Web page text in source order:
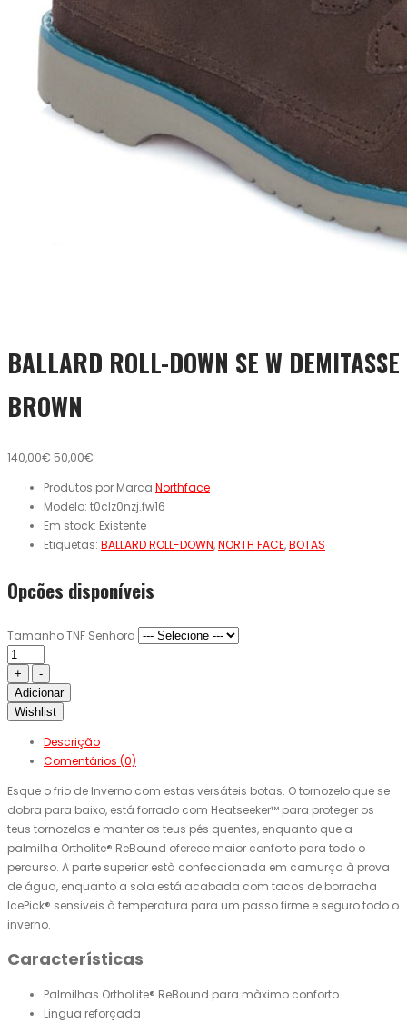
BALLARD ROLL-DOWN SE W DEMITASSE
BROWN
140,00€ 50,00€
Produtos por Marca Northface
Modelo: t0clz0nzj.fw16
Em stock: Existente
Etiquetas: BALLARD ROLL-DOWN,NORTH FACE,BOTAS
Opcões disponíveis
Tamanho TNF Senhora
Adicionar
Wishlist
Descrição
Comentários (0)
Esque o frio de Inverno com estas versáteis botas. O tornozelo que se
dobra para baixo, está forrado com Heatseeker™ para proteger os
teus tornozelos e manter os teus pés quentes, enquanto que a
palmilha Ortholite® ReBound oferece maior conforto para todo o
percurso. A parte superior està confeccionada em camurça à prova
de água, enquanto a sola está acabada com tacos de borracha
IcePick® sensiveis à temperatura para um passo firme e seguro todo o
inverno.
Características
Palmilhas OrthoLite® ReBound para màximo conforto
Lingua reforçada